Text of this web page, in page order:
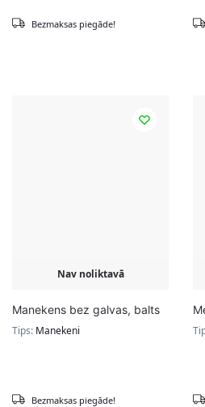
Bezmaksas piegāde!
Nav noliktavā
Manekens bez galvas, balts
Tips: Manekeni
Bezmaksas piegāde!